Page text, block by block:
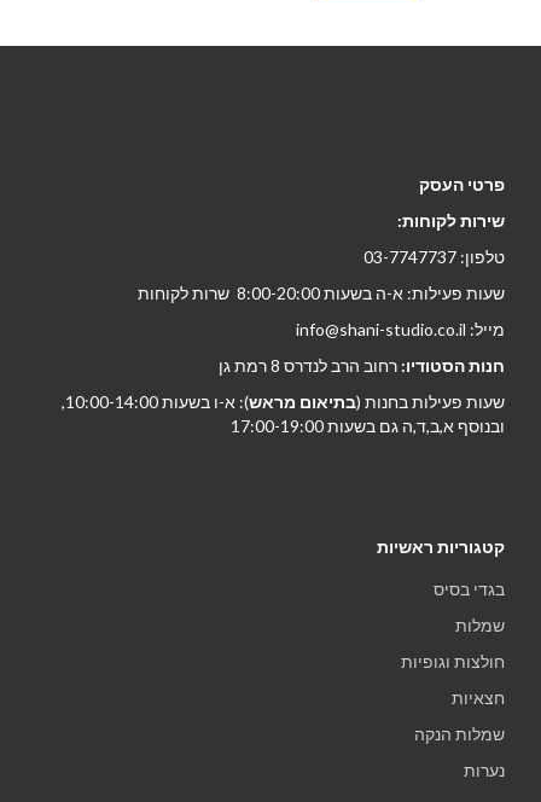
פרטי העסק
שירות לקוחות:
טלפון: 03-7747737
שעות פעילות: א-ה בשעות 8:00-20:00 שרות לקוחות
מייל: info@shani-studio.co.il
חנות הסטודיו: רחוב הרב לנדרס 8 רמת גן
שעות פעילות בחנות (בתיאום מראש
): א-ו בשעות 10:00-14:00,
ובנוסף א,ב,ד,ה גם בשעות 17:00-19:00
קטגוריות ראשיות
בגדי בסיס
שמלות
חולצות וגופיות
חצאיות
שמלות הנקה
נערות